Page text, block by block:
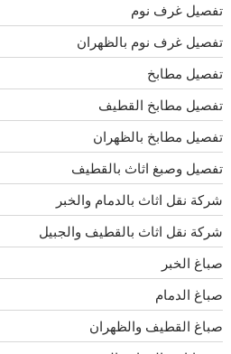
تفصيل غرف نوم
تفصيل غرف نوم بالظهران
تفصيل مطابخ
تفصيل مطابخ القطيف
تفصيل مطابخ بالظهران
تفصيل وصبغ اثاث بالقطيف
شركة نقل اثاث بالدمام والخبر
شركة نقل اثاث بالقطيف والجبيل
صباغ الخبر
صباغ الدمام
صباغ القطيف والظهران